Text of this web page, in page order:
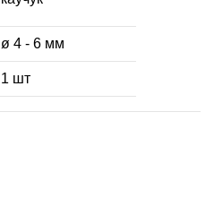
ø 4 - 6 мм
1 шт